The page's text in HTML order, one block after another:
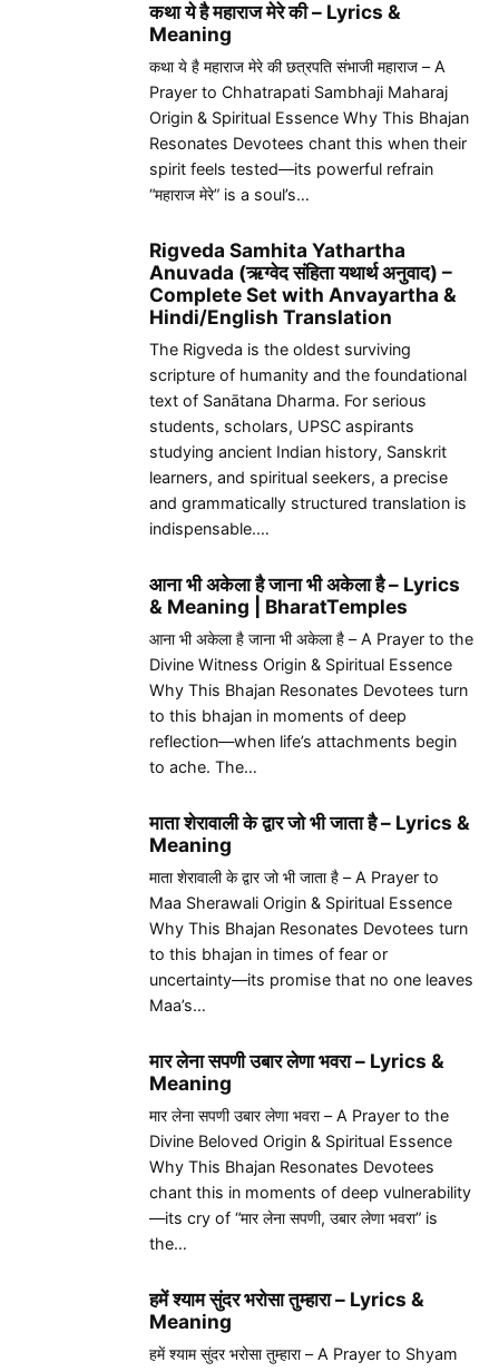
कथा ये है महाराज मेरे की – Lyrics &
Meaning
कथा ये है महाराज मेरे की छत्रपति संभाजी महाराज – A
Prayer to Chhatrapati Sambhaji Maharaj
Origin & Spiritual Essence Why This Bhajan
Resonates Devotees chant this when their
spirit feels tested—its powerful refrain
“महाराज मेरे” is a soul’s…
Rigveda Samhita Yathartha
Anuvada (ऋग्वेद संहिता यथार्थ अनुवाद) –
Complete Set with Anvayartha &
Hindi/English Translation
The Rigveda is the oldest surviving
scripture of humanity and the foundational
text of Sanātana Dharma. For serious
students, scholars, UPSC aspirants
studying ancient Indian history, Sanskrit
learners, and spiritual seekers, a precise
and grammatically structured translation is
indispensable.…
आना भी अकेला है जाना भी अकेला है – Lyrics
& Meaning | BharatTemples
आना भी अकेला है जाना भी अकेला है – A Prayer to the
Divine Witness Origin & Spiritual Essence
Why This Bhajan Resonates Devotees turn
to this bhajan in moments of deep
reflection—when life’s attachments begin
to ache. The…
माता शेरावाली के द्वार जो भी जाता है – Lyrics &
Meaning
माता शेरावाली के द्वार जो भी जाता है – A Prayer to
Maa Sherawali Origin & Spiritual Essence
Why This Bhajan Resonates Devotees turn
to this bhajan in times of fear or
uncertainty—its promise that no one leaves
Maa’s…
मार लेना सपणी उबार लेणा भवरा – Lyrics &
Meaning
मार लेना सपणी उबार लेणा भवरा – A Prayer to the
Divine Beloved Origin & Spiritual Essence
Why This Bhajan Resonates Devotees
chant this in moments of deep vulnerability
—its cry of “मार लेना सपणी, उबार लेणा भवरा” is
the…
हमें श्याम सुंदर भरोसा तुम्हारा – Lyrics &
Meaning
हमें श्याम सुंदर भरोसा तुम्हारा – A Prayer to Shyam